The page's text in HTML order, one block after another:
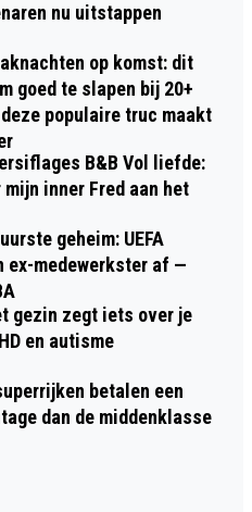
nu uitstappen
op komst: dit
goed te slapen bij 20+
populaire truc maakt
B&B Vol liefde:
inner Fred aan het
geheim: UEFA
ex-medewerkster af —
gezin zegt iets over je
en autisme
betalen een
dan de middenklasse